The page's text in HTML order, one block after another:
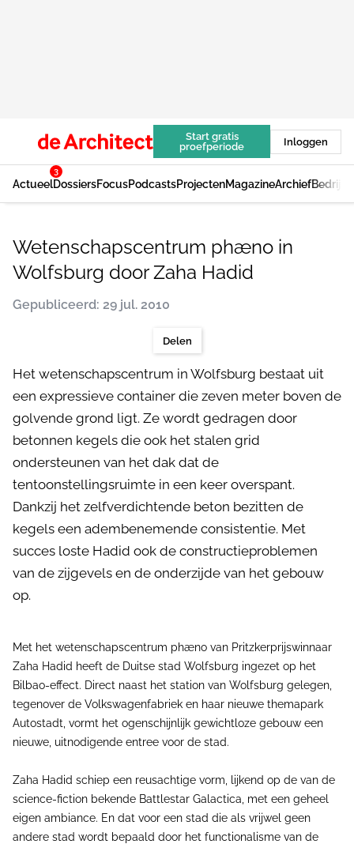
Start gratis
proefperiode
Inloggen
Actueel
3
DossiersFocusPodcastsProjectenMagazineArchief
Wetenschapscentrum phæno in
Wolfsburg door Zaha Hadid
Gepubliceerd: 29 jul. 2010
Delen
Het wetenschapscentrum in Wolfsburg bestaat uit
een expressieve container die zeven meter boven de
golvende grond ligt. Ze wordt gedragen door
betonnen kegels die ook het stalen grid
ondersteunen van het dak dat de
tentoonstellingsruimte in een keer overspant.
Dankzij het zelfverdichtende beton bezitten de
kegels een adembenemende consistentie. Met
succes loste Hadid ook de constructieproblemen
van de zijgevels en de onderzijde van het gebouw
op.
Met het wetenschapscentrum phæno van Pritzkerprijswinnaar
Zaha Hadid heeft de Duitse stad Wolfsburg ingezet op het
Bilbao-effect. Direct naast het station van Wolfsburg gelegen,
tegenover de Volkswagenfabriek en haar nieuwe themapark
Autostadt, vormt het ogenschijnlijk gewichtloze gebouw een
nieuwe, uitnodigende entree voor de stad.
Zaha Hadid schiep een reusachtige vorm, lijkend op de van de
science-fiction bekende Battlestar Galactica, met een geheel
eigen ambiance. En dat voor een stad die als vrijwel geen
andere stad wordt bepaald door het functionalisme van de